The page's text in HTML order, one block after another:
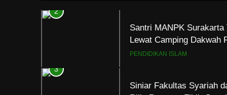
3
Siniar Fakultas Syariah
Rilis Program Fikih Genzi
PENDIDIKAN ISLAM
4
Ketika Kebaikan Terasa